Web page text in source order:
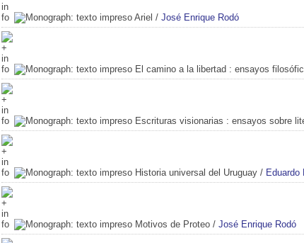
Ariel / José Enrique Rodó
El camino a la libertad : ensayos
Escrituras visionarias : ensayos sobre
Historia universal del Uruguay / Eduardo
Motivos de Proteo / José Enrique Rodó